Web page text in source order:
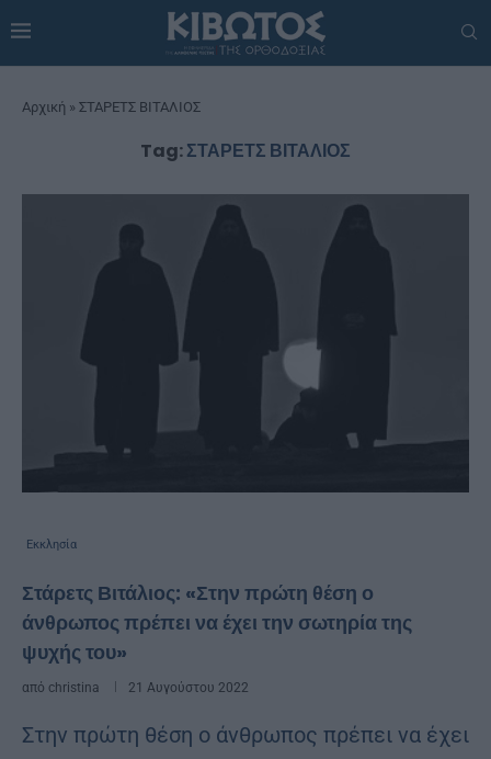
Αρχική » ΣΤΑΡΕΤΣ ΒΙΤΑΛΙΟΣ
Tag:ΣΤΑΡΕΤΣ ΒΙΤΑΛΙΟΣ
Εκκλησία
Στάρετς Βιτάλιος: «Στην πρώτη θέση ο
άνθρωπος πρέπει να έχει την σωτηρία της
ψυχής του»
από christina 21 Αυγούστου 2022
Στην πρώτη θέση ο άνθρωπος πρέπει να έχει